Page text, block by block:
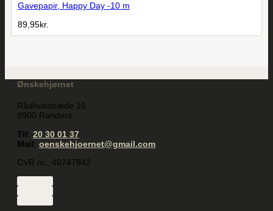
Gavepapir, Happy Day -10 m
89,95kr.
Ønskehjørnet
Rådhusstræde 15
8900 Randers
Tlf: 20 30 01 37
Mail: oenskehjoernet@gmail.com
CVR nr.: 40747842